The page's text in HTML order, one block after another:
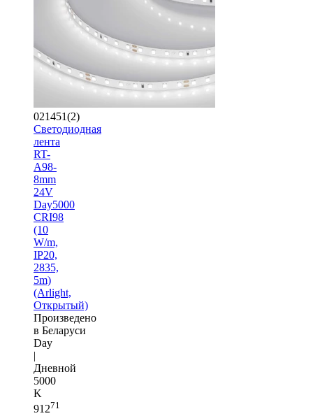
021451(2)
Светодиодная
лента
RT-
A98-
8mm
24V
Day5000
CRI98
(10
W/m,
IP20,
2835,
5m)
(Arlight,
Открытый)
Произведено
в Беларуси
Day
|
Дневной
5000
K
91271